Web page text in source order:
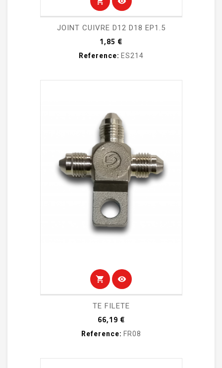
JOINT CUIVRE D12 D18 EP1.5
1,85 €
Reference: ES214
shopping_cart visibility
TE FILETE
66,19 €Prix
Reference: FR08